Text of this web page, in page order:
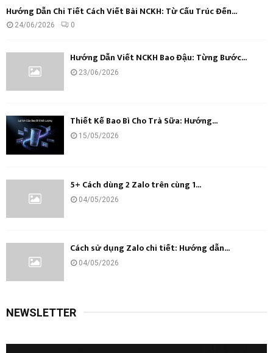
Hướng Dẫn Chi Tiết Cách Viết Bài NCKH: Từ Cấu Trúc Đến...
24/06/2026 0
Hướng Dẫn Viết NCKH Bao Đậu: Từng Bước...
23/06/2026
Thiết Kế Bao Bì Cho Trà Sữa: Hướng...
15/05/2026
5+ Cách dùng 2 Zalo trên cùng 1...
04/05/2026
Cách sử dụng Zalo chi tiết: Hướng dẫn...
04/05/2026
NEWSLETTER